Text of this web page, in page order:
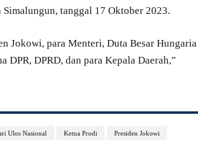
Simalungun, tanggal 17 Oktober 2023.
Jokowi, para Menteri, Duta Besar Hungaria
DPR, DPRD, dan para Kepala Daerah,”
Ulos Nasional Ketua Prodi Presiden Jokowi